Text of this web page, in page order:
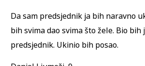
Da sam predsjednik ja bih naravno
bih svima dao svima što žele. Bio bih
predsjednik. Ukinio bih posao.